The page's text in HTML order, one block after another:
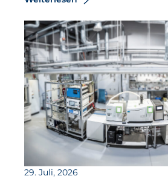
29. Juli, 2026